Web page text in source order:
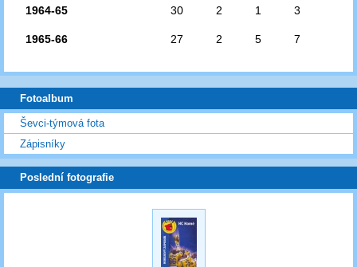
1964-65 30 2 1 3
1965-66 27 2 5 7
Fotoalbum
Ševci-týmová fota
Zápisníky
Poslední fotografie